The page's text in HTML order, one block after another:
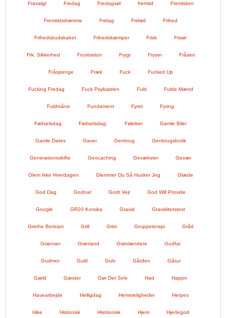
Fravalgt Fredag Fredagsøl fremtid Fremtiden
Fremtidsdrømme Fridag Fridød Frihed
Frihedsbudskabet Frihedskæmper Frisk Frisør
Frk. Sikkerhed Frustration Frygt Fryser Fråseri
Fråspenge Fræk Fuck Fucked Up
Fucking Fredag Fuck Psykiatrien Fuld Fulde Mænd
Fuldmåne Fundament Fyret Fyring
Fødselsdag Fødselsdag. Følelser Gamle Biler
Gamle Dates Gaver Genbrug Genbrugsbutik
Generationsskifte Geocaching Gevækster Gevær
Glem Ikke Hverdagen Glemmer Du Så Husker Jeg Glæde
God Dag Godnat Godt Vejr God Will Provide
Google GR20 Korsika Gravid Graviditetstest
Grethe Bertram Grill Grim Gruppeterapi Gråd
Grænser Grønland Grønlændere Gudfar
Gudmor Guld Gulv Gården Gåtur
Gæld Gæster Gør Det Selv Had Happn
Havearbejde Helligdag Hemmeligheder Herpes
Hike Histonisk Histrionisk Hjem Hjertegod